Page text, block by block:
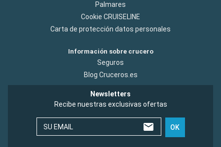
Palmares
Cookie CRUISELINE
Carta de protección datos personales
Información sobre crucero
Seguros
Blog Cruceros.es
Newsletters
Recibe nuestras exclusivas ofertas
SU EMAIL OK